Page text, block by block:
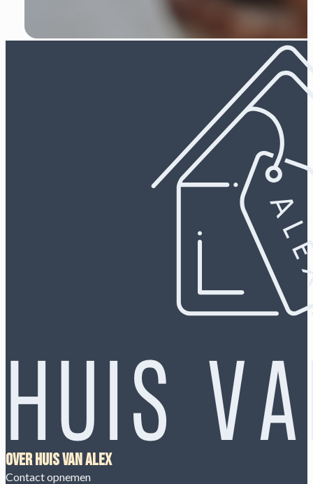
Over Huis van Alex
Contact opnemen